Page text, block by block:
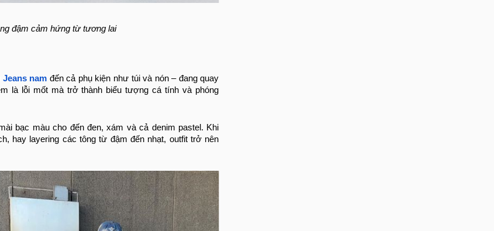
đậm cảm hứng từ tương lai
Jeans nam đến cả phụ kiện như túi và nón – đang quay
là lỗi mốt mà trở thành biểu tượng cá tính và phóng
bạc màu cho đến đen, xám và cả denim pastel. Khi
hay layering các tông từ đậm đến nhạt, outfit trở nên